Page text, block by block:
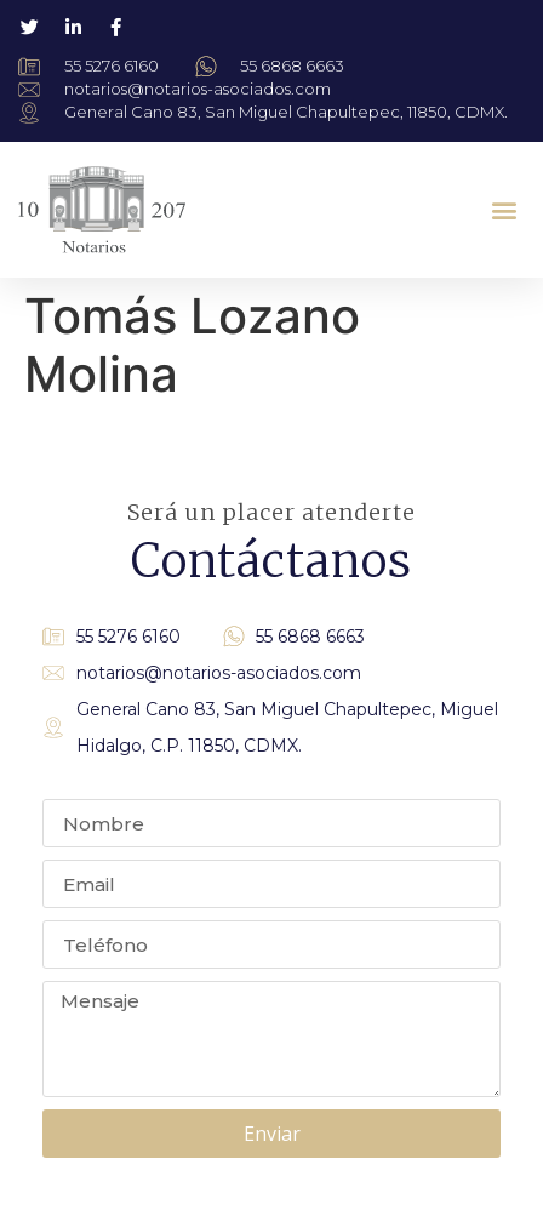
55 5276 6160
55 6868 6663
notarios@notarios-asociados.com
General Cano 83, San Miguel Chapultepec, 11850, CDMX.
Tomás Lozano
Molina
Será un placer atenderte
Contáctanos
55 5276 6160
55 6868 6663
notarios@notarios-asociados.com
General Cano 83, San Miguel Chapultepec, Miguel
Hidalgo, C.P. 11850, CDMX.
Enviar